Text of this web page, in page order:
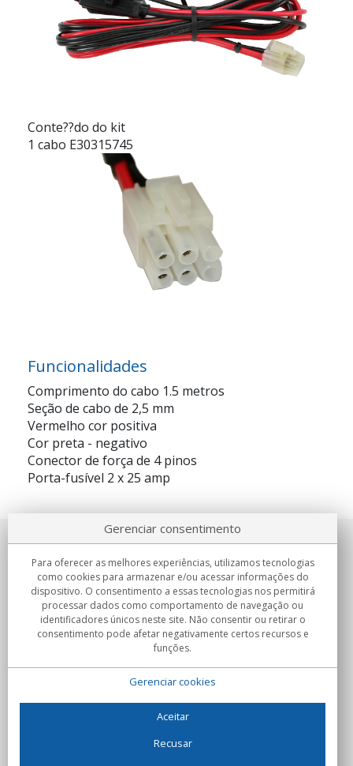
Conte??do do kit
1 cabo E30315745
Funcionalidades
Comprimento do cabo 1.5 metros
Seção de cabo de 2,5 mm
Vermelho cor positiva
Cor preta - negativo
Conector de força de 4 pinos
Porta-fusível 2 x 25 amp
Sobre nosotros
Compromissos
Compras
Gerenciar consentimento
Para oferecer as melhores experiências, utilizamos tecnologias
como cookies para armazenar e/ou acessar informações do
dispositivo. O consentimento a essas tecnologias nos permitirá
processar dados como comportamento de navegação ou
identificadores únicos neste site. Não consentir ou retirar o
consentimento pode afetar negativamente certos recursos e
funções.
Gerenciar cookies
Aceitar
Recusar